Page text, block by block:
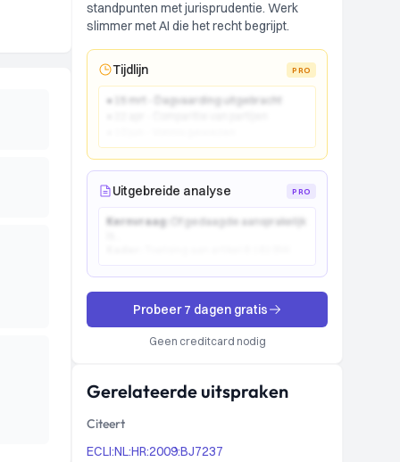
standpunten met jurisprudentie. Werk
slimmer met AI die het recht begrijpt.
Tijdlijn PRO
● 15 mrt - Dagvaarding uitgebracht
Uitgebreide analyse PRO
Kernvraag:
Of gedaagde aansprakelijk
Probeer 7 dagen gratis
Geen creditcard nodig
Gerelateerde uitspraken
Citeert
ECLI:NL:HR:2009:BJ7237